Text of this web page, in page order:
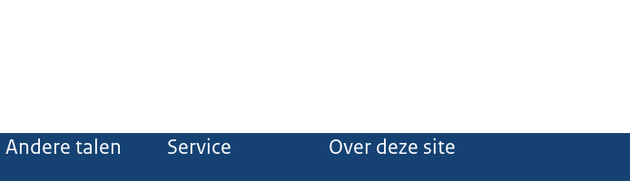
Andere talen Service Over deze site